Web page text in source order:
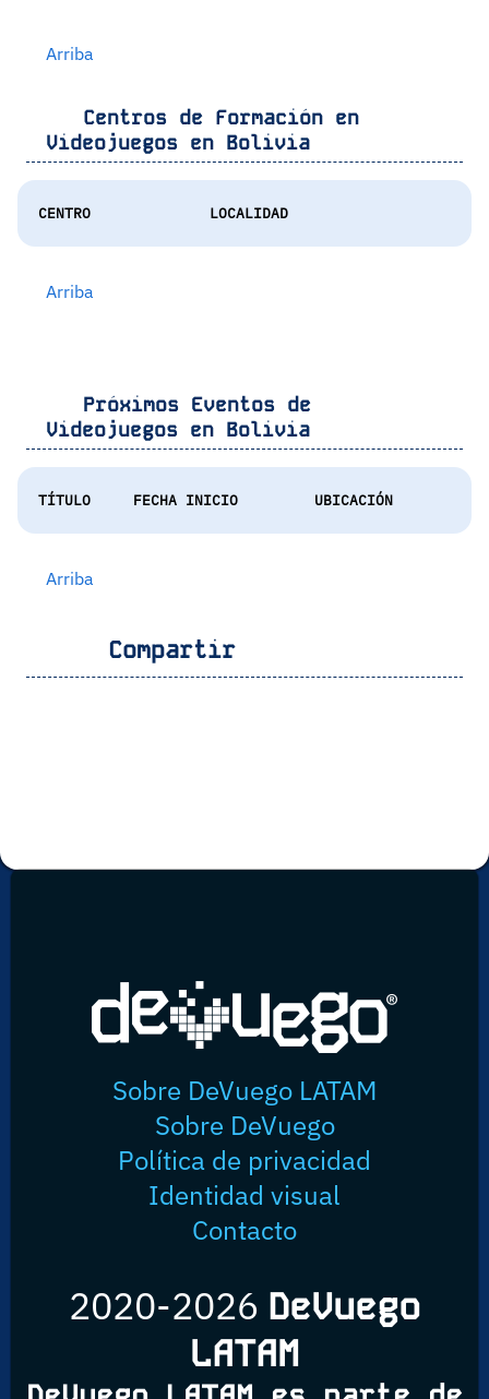
Arriba
Centros de Formación en
Videojuegos en Bolivia
CENTRO LOCALIDAD
Arriba
Próximos Eventos de
Videojuegos en Bolivia
TÍTULO FECHA INICIO UBICACIÓN
Arriba
Compartir
Sobre DeVuego LATAM
Sobre DeVuego
Política de privacidad
Identidad visual
Contacto
2020-2026 DeVuego
LATAM